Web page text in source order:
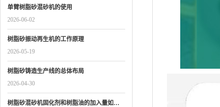
单臂树脂砂混砂机的使用
2026-06-02
树脂砂振动再生机的工作原理
2026-05-19
树脂砂铸造生产线的总体布局
2026-04-30
树脂砂混砂机固化剂和树脂油的加入量如…